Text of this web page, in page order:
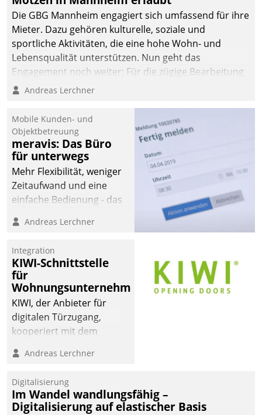
Die GBG Mannheim engagiert sich umfassend für ihre
Mieter. Dazu gehören kulturelle, soziale und
sportliche Aktivitäten, die eine hohe Wohn- und
Lebensqualität unterstützen. Nun geht das
Engagement noch weiter: Für die zügige Bearbeitung
von Beschwerden – oder Lob – richtet das
und Beschwerde-Management einen eigenen Kanal
ein.
Andreas Lerchner
Mobile Kunden- und
Objektbetreuung
meravis: Das Büro
für unterwegs
Mehr Flexibilität, weniger
Zeitaufwand und eine
einfache Bedienung - das
Cockpit für mobile
Datatrain. Die meravis
Wohnungsbau- und
Immobilien GmbH hat
sich dabei für den Betrieb
der Lösung über die SAP
Cloud Platform
Unternehmen am
Andreas Lerchner
Integration
KIWI-Schnittstelle
für
Wohnungsunternehmen
KIWI, der Anbieter für
digitalen Türzugang,
kooperiert mit dem
Softwareentwicklungshaus
Andreas Lerchner
Digitalisierung
Im Wandel wandlungsfähig –
Digitalisierung auf elastischer Basis